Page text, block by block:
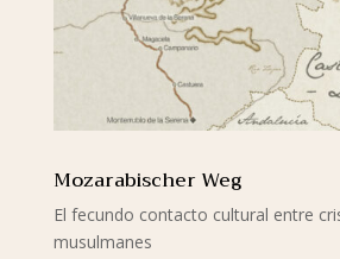
Mozarabischer Weg
El fecundo contacto cultural entre
musulmanes